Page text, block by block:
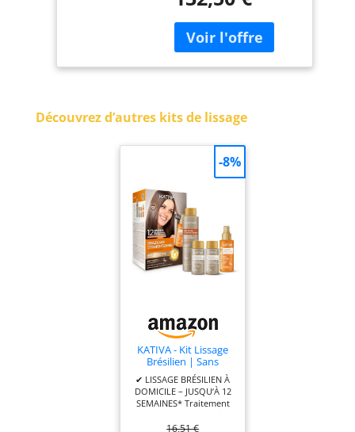
Découvrez d’autres kits de lissage
KATIVA - Kit Lissage
Brésilien | Sans
formol
✔ LISSAGE BRÉSILIEN À
DOMICILE – JUSQU’À 12
SEMAINES* Traitement
à lisser les cheveux,
16,51 €
-8%